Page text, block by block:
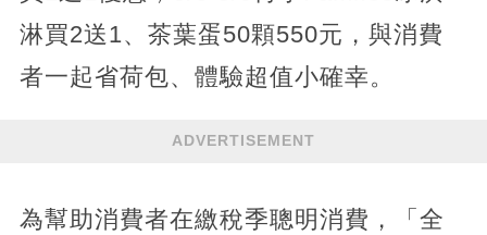
淋買2送1、茶葉蛋50顆550元，與消費
者一起省荷包、體驗超值小確幸。
ADVERTISEMENT
為幫助消費者在繳稅季聰明消費，「全